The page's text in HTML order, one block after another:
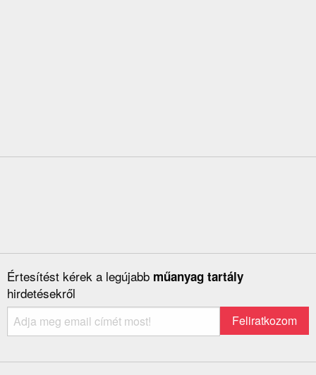
Értesítést kérek a legújabb műanyag tartály
hirdetésekről